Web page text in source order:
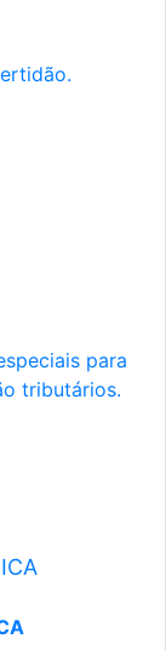
para
tributários.